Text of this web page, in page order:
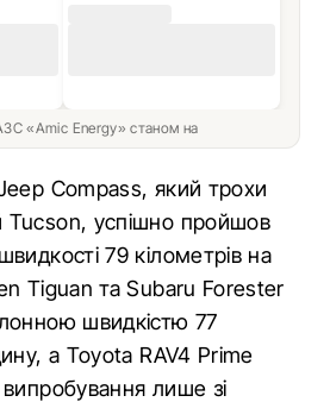
«Amic Energy» станом на
Compass, який трохи
успішно пройшов
79 кілометрів на
Tiguan та Subaru Forester
швидкістю 77
а Toyota RAV4 Prime
випробування лише зі